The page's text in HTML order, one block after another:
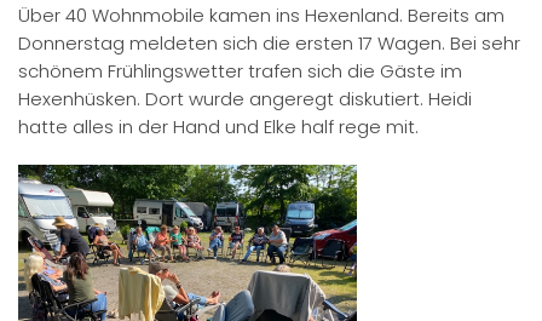
Über 40 Wohnmobile kamen ins Hexenland. Bereits am
Donnerstag meldeten sich die ersten 17 Wagen. Bei sehr
schönem Frühlingswetter trafen sich die Gäste im
Hexenhüsken. Dort wurde angeregt diskutiert. Heidi
hatte alles in der Hand und Elke half rege mit.